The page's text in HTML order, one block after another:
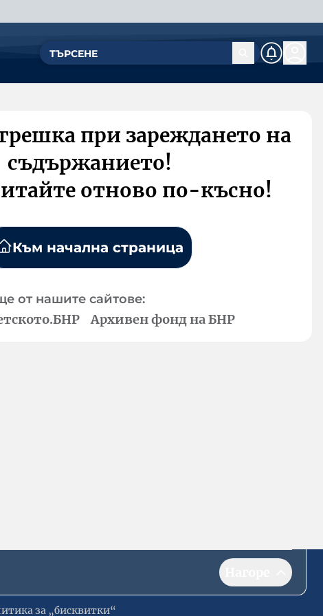
при зареждането на
съдържанието!
отново по-късно!
Към начална страница
от нашите сайтове:
Архивен фонд на БНР
за „бисквитки“